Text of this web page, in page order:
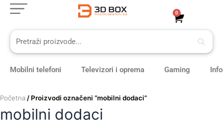
Skip
content
0
Cart
Mobilni telefoni Televizori i oprema Gaming
Početna / Proizvodi označeni “mobilni dodaci”
mobilni dodaci
Sorted
by
latest